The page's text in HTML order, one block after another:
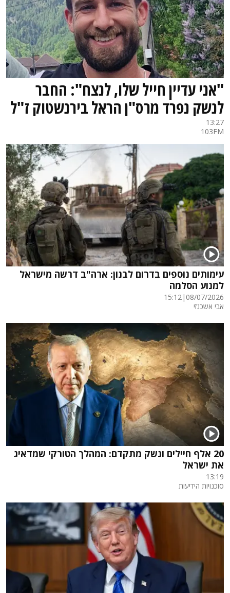
"אני עדיין חייל שלו, לנצח": החבר
לנשק נפרד מרס"ן הראל בירנשטוק ז"ל
13:27
103FM
עימותים נוספים בדרום לבנון: ארה"ב דרשה מישראל
למנוע הסלמה
08/07/2026
|
15:12
אבי אשכנזי
20 אלף חיילים ונשק מתקדם: המהלך הטורקי שמדאיג
את ישראל
13:19
סוכנויות הידיעות